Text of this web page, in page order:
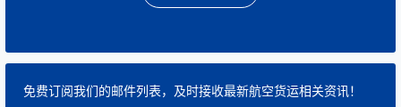
免费订阅我们的邮件列表，及时接收最新航空货运相关资讯！